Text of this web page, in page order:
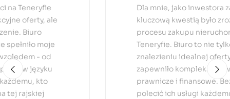
Dla mnie, jako inwestora zagranicznego,
kluczową kwestią było zrozumienie
procesu zakupu nieruchomości na
Teneryfie. Biuro to nie tylko pomogło mi w
znalezieniu idealnej oferty, ale także
zapewniło kompleksowe wsparcie
prawnicze i finansowe. Bez obaw mogę
polecić ich usługi każdemu, kto chce